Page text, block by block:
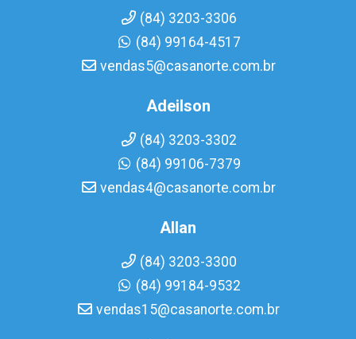
(84) 3203-3306
(84) 99164-4517
vendas5@casanorte.com.br
Adeilson
(84) 3203-3302
(84) 99106-7379
vendas4@casanorte.com.br
Allan
(84) 3203-3300
(84) 99184-9532
vendas15@casanorte.com.br